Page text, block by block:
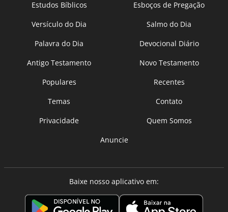
Estudos Bíblicos
Esboços de Pregação
Versículo do Dia
Salmo do Dia
Palavra do Dia
Devocional Diário
Antigo Testamento
Novo Testamento
Populares
Recentes
Temas
Contato
Privacidade
Quem Somos
Anuncie
Baixe nosso aplicativo em: